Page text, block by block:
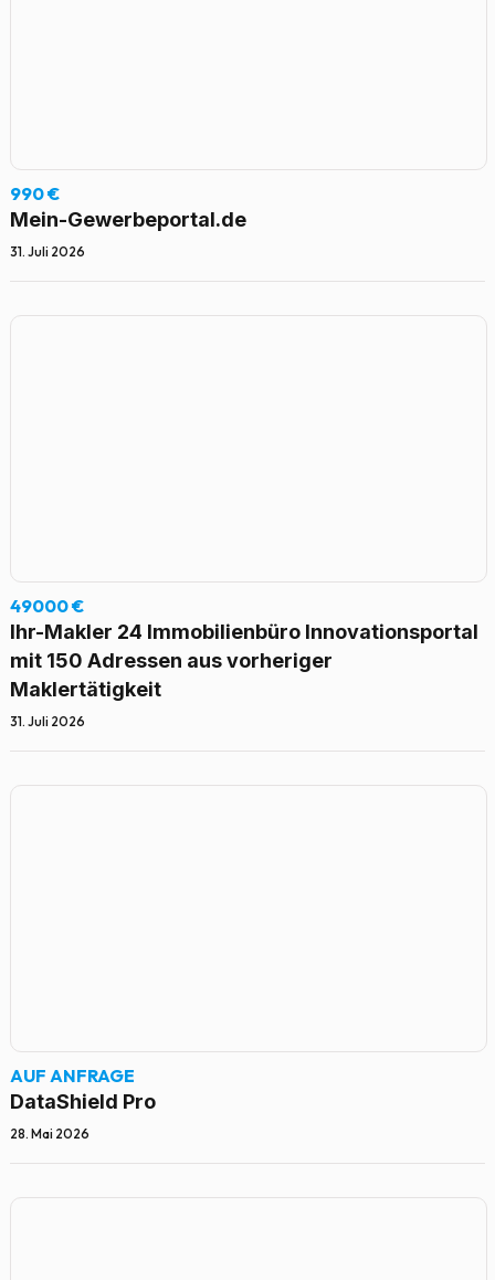
990 €
Mein-Gewerbeportal.de
31. Juli 2026
49000 €
Ihr-Makler 24 Immobilienbüro Innovationsportal
mit 150 Adressen aus vorheriger
Maklertätigkeit
31. Juli 2026
AUF ANFRAGE
DataShield Pro
28. Mai 2026